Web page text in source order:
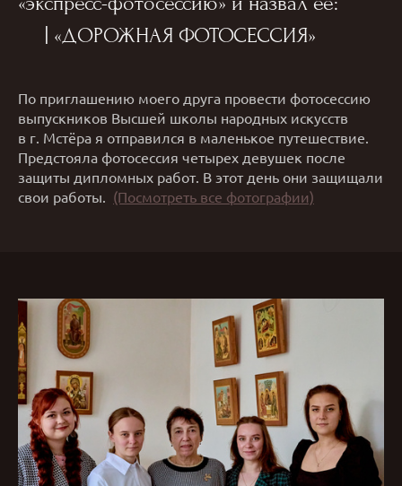
| «ДОРОЖНАЯ ФОТОСЕССИЯ»
По приглашению моего друга провести фотосессию
выпускников Высшей школы народных искусств
в г. Мстёра я отправился в маленькое путешествие.
Предстояла фотосессия четырех девушек после
защиты дипломных работ. В этот день они защищали
свои работы. (Посмотреть все фотографии)